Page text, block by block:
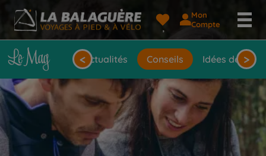
Mon
Compte
Actualités Conseils Idées de
< >